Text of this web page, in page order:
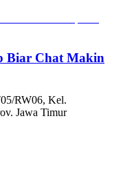
Biar Chat Makin
RW06, Kel.
Jawa Timur